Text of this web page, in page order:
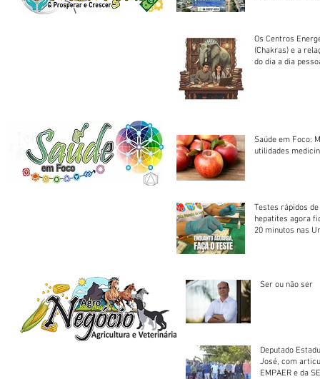
Os Centros
(Chakras) e a
do dia a dia
Saúde em Foco:
utilidades
Testes rápidos
hepatites agora
20 minutos nas
Ser ou não ser
Deputado
José, com
EMPAER e da